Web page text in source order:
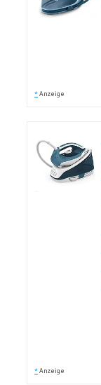
* Anzeige
* Anzeige